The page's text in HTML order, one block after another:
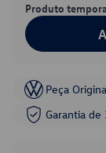
Produto
Peça
Garantia